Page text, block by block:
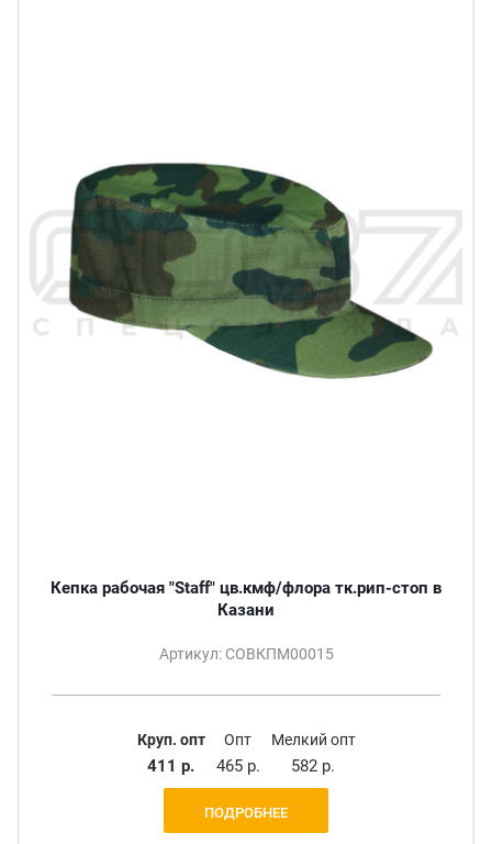
Кепка рабочая "Staff" цв.кмф/флора тк.рип-стоп в
Казани
Артикул: СОВКПМ00015
Круп. опт
411 р.
Опт
465 р.
Мелкий опт
582 р.
ПОДРОБНЕЕ